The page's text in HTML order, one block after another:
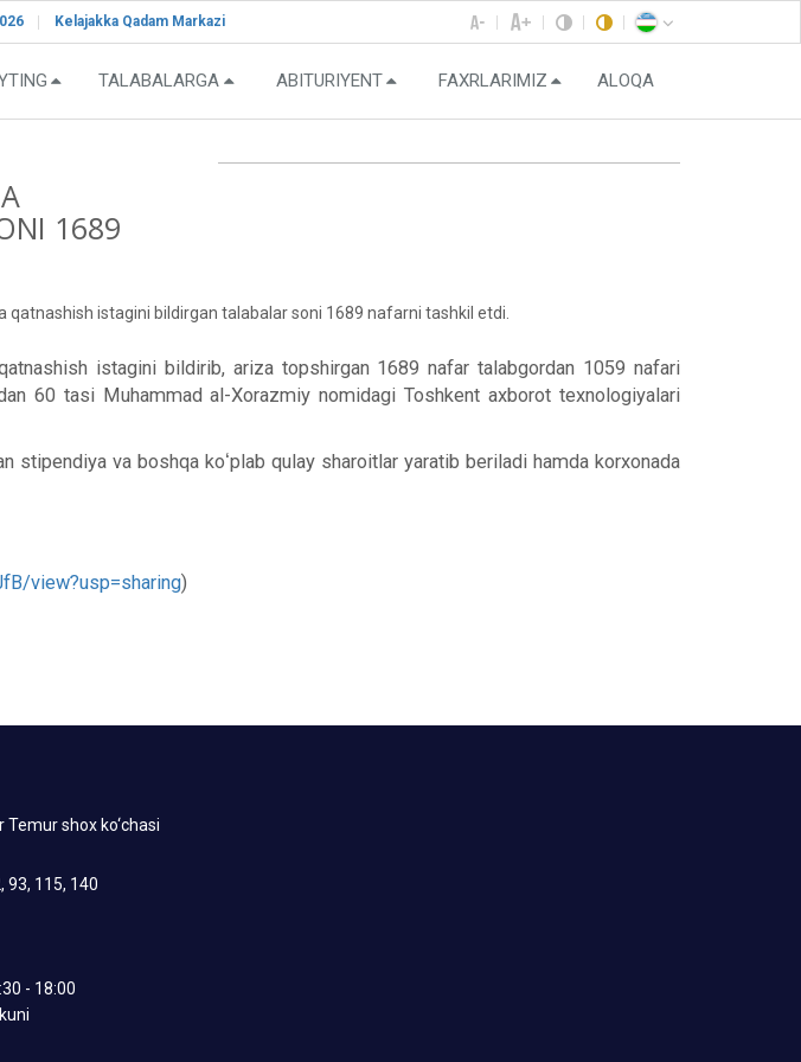
Kelajakka Qadam Markazi
TALABALARGA ABITURIYENT FAXRLARIMIZ ALOQA
1689
qatnashish istagini bildirgan talabalar soni 1689 nafarni tashkil etdi.
istagini bildirib, ariza topshirgan 1689 nafar talabgordan 1059 nafari
60 tasi Muhammad al-Xorazmiy nomidagi Toshkent axborot texnologiyalari
stipendiya va boshqa koʻplab qulay sharoitlar yaratib beriladi hamda korxonada
view?usp=sharing)
shox ko‘chasi
93, 115, 140
- 18:00